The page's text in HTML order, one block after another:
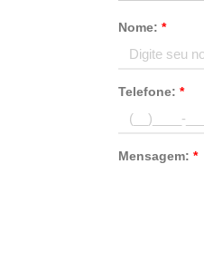
Nome: *
Telefone: *
Mensagem: *